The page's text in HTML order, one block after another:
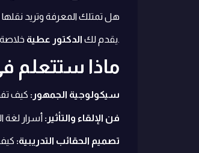
هل تمتلك المعرفة وتريد
يقدم لك الدكتور عطية خلاصة خبرته في “تدريب المدربين” من واقع كبرى المؤسسات العربية والخليجية، في برنامج مسجل يختصر عليك سنوات من المحاولة والخطأ.
ماذا ستتعلم
سيكولوجية الجمهور: كيف
فن الإلقاء والتأثير: أسرار لغة
تصميم الحقائب التدريبية: